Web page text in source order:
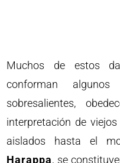
Muchos de estos
conforman
sobresalientes,
interpretación de
aislados hasta el
Harappa, se